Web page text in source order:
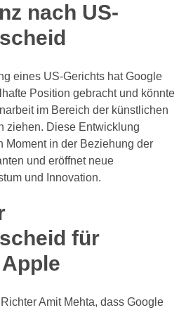
nach US-
eines US-Gerichts hat Google
Position gebracht und könnte
im Bereich der künstlichen
ziehen. Diese Entwicklung
Moment in der Beziehung der
und eröffnet neue
und Innovation.
für
Amit Mehta, dass Google